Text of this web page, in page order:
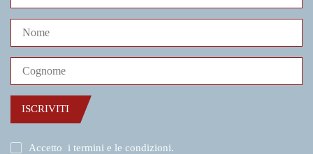
ISCRIVITI
Accetto i termini e le condizioni.